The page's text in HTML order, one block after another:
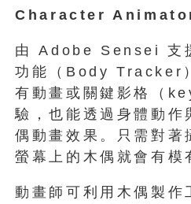
Character
由 Adobe Sensei 支
功能（Body Tracker
有動畫或關鍵影格（
驗，也能透過身體動作
偶動畫效果。只需對著
螢幕上的木偶就會有模
動畫師可利用木偶製